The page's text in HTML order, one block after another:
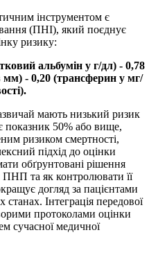
інструментом є
(ПНІ), який поєднує
ризику:
альбумін у г/дл) - 0,78
мм) - 0,20 (трансферин у мг/
мають низький ризик
показник 50% або вище,
ризиком смертності,
підхід до оцінки
обґрунтовані рішення
та як контролювати її
догляд за пацієнтами
станах. Інтеграція передової
протоколами оцінки
сучасної медичної